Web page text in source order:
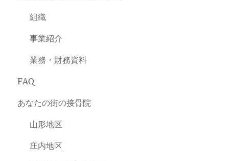
組織
事業紹介
業務・財務資料
FAQ
あなたの街の接骨院
山形地区
庄内地区